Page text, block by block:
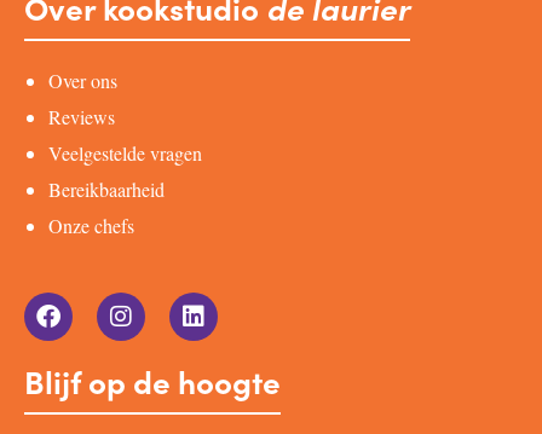
Over ons
Reviews
Veelgestelde vragen
Bereikbaarheid
Onze chefs
Blijf op de hoogte